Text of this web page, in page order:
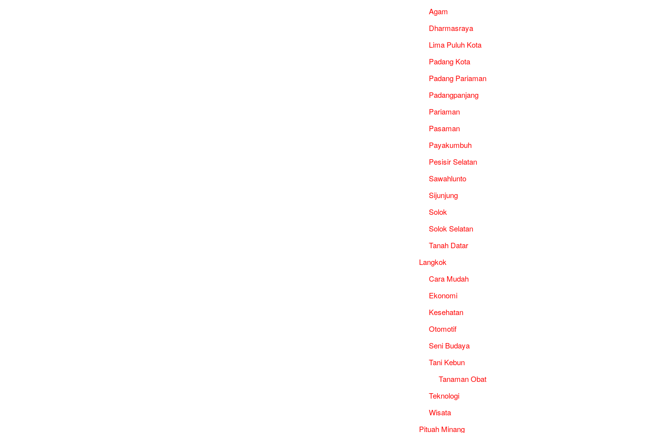
Agam
Dharmasraya
Lima Puluh Kota
Padang Kota
Padang Pariaman
Padangpanjang
Pariaman
Pasaman
Payakumbuh
Pesisir Selatan
Sawahlunto
Sijunjung
Solok
Solok Selatan
Tanah Datar
Langkok
Cara Mudah
Ekonomi
Kesehatan
Otomotif
Seni Budaya
Tani Kebun
Tanaman Obat
Teknologi
Wisata
Pituah Minang